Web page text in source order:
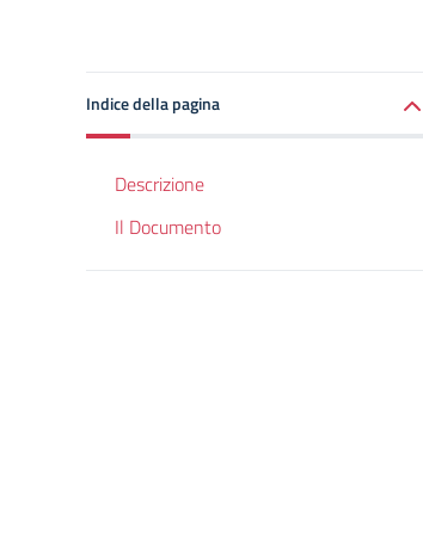
Indice della pagina
Descrizione
Il Documento